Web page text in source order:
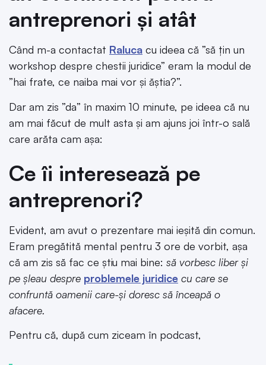
antreprenori și atât
Când m-a contactat Raluca cu ideea că ”să țin un
workshop despre chestii juridice” eram la modul de
”hai frate, ce naiba mai vor și ăștia?”.
Dar am zis ”da” în maxim 10 minute, pe ideea că nu
am mai făcut de mult asta și am ajuns joi într-o sală
care arăta cam așa:
Ce îi interesează pe
antreprenori?
Evident, am avut o prezentare mai ieșită din comun.
Eram pregătită mental pentru 3 ore de vorbit, așa
că am zis să fac ce știu mai bine: să vorbesc liber și
pe șleau despre problemele juridice cu care se
confruntă oamenii care-și doresc să înceapă o
afacere.
Pentru că, după cum ziceam în podcast,